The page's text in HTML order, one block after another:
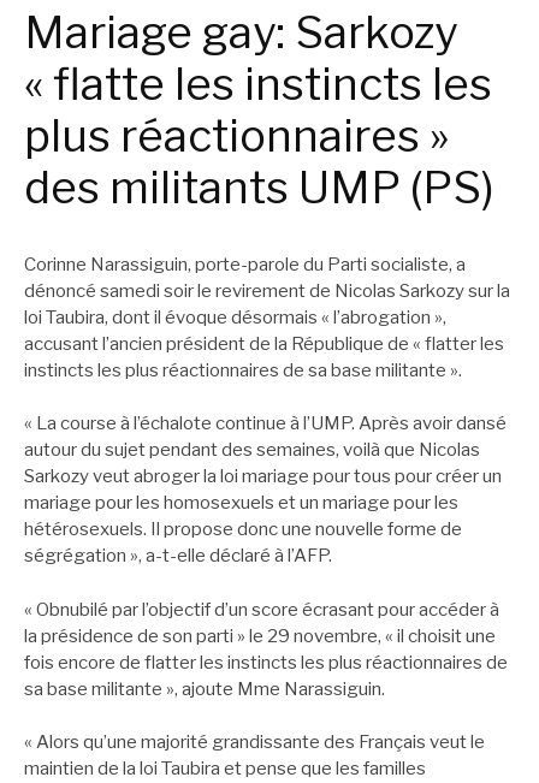
Mariage gay: Sarkozy
« flatte les instincts les
plus réactionnaires »
des militants UMP (PS)
Corinne Narassiguin, porte-parole du Parti socialiste, a
dénoncé samedi soir le revirement de Nicolas Sarkozy sur la
loi Taubira, dont il évoque désormais « l’abrogation »,
accusant l’ancien président de la République de « flatter les
instincts les plus réactionnaires de sa base militante ».
« La course à l’échalote continue à l’UMP. Après avoir dansé
autour du sujet pendant des semaines, voilà que Nicolas
Sarkozy veut abroger la loi mariage pour tous pour créer un
mariage pour les homosexuels et un mariage pour les
hétérosexuels. Il propose donc une nouvelle forme de
ségrégation », a-t-elle déclaré à l’AFP.
« Obnubilé par l’objectif d’un score écrasant pour accéder à
la présidence de son parti » le 29 novembre, « il choisit une
fois encore de flatter les instincts les plus réactionnaires de
sa base militante », ajoute Mme Narassiguin.
« Alors qu’une majorité grandissante des Français veut le
maintien de la loi Taubira et pense que les familles